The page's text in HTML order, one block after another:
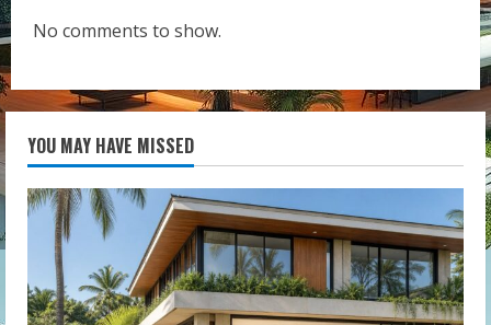
No comments to show.
YOU MAY HAVE MISSED